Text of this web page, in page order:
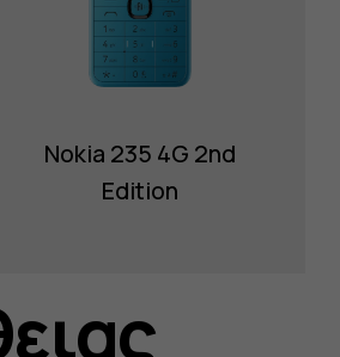
Nokia 235 4G 2nd
Edition